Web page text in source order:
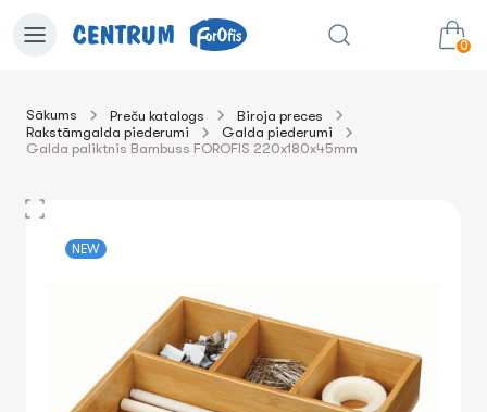
0
uz grozu Summa:
Sākums Preču katalogs
Biroja preces
Rakstāmgalda piederumi
Galda piederumi
Galda paliktnis Bambuss FOROFIS 220x180x45mm
NEW